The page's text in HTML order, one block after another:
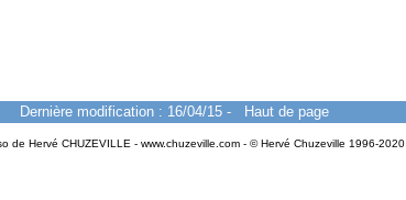
Dernière modification : 16/04/15- Haut de page
de Hervé CHUZEVILLE - www.chuzeville.com - © Hervé Chuzeville 1996-2020